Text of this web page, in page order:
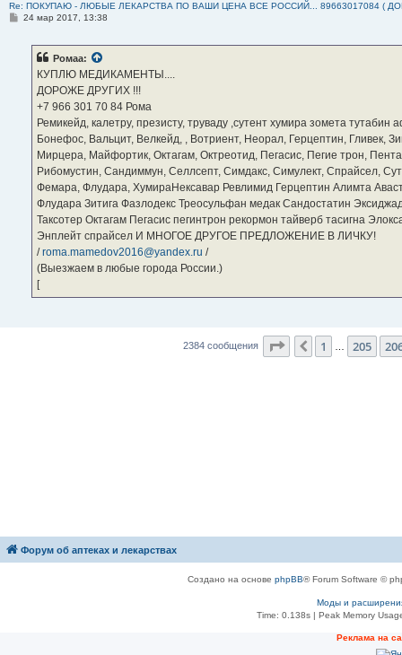
Re: ПОКУПАЮ - ЛЮБЫЕ ЛЕКАРСТВА ПО ВАШИ ЦЕНА ВСЕ РОССИЙ... 89663017084 (
С24 мар 2017, 13:38
Ромаа:
КУПЛЮ МЕДИКАМЕНТЫ....
ДОРОЖЕ ДРУГИХ !!!
‪+7 966 301 70 84‬ Рома
Ремикейд, калетру, презисту, труваду ,сутент хумира зомета
Бонефос, Вальцит, Велкейд, , Вотриент, Неорал, Герцептин, Гливек,
Мирцера, Майфортик, Октагам, Октреотид, Пегасис, Пегие трон,
Рибомустин, Сандиммун, Селлсепт, Симдакс, Симулект, Спрайсел,
Фемара, Флудара, ХумираНексавар Ревлимид Герцептин Алимта
Флудара Зитига Фазлодекс Треосульфан медак Сандостатин
Таксотер Октагам Пегасис пегинтрон рекормон тайверб тасигна
Энплейт спрайсел И МНОГОЕ ДРУГОЕ ПРЕДЛОЖЕНИЕ В ЛИЧКУ!
/roma.mamedov2016@yandex.ru /
(Выезжаем в любые города России.)
[
2384 сообщения Страница 207из
Пред.
1 205
Форум об аптеках и лекарствах
Создано на основе phpBB® Forum Software ©
Моды и
Time: 0.138s| Peak Memory
Рeклама на